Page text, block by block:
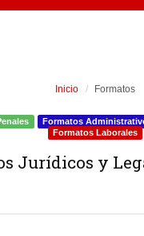
Inicio Formatos
Formatos
Formatos Laborales
Jurídicos y